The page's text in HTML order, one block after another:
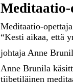
Meditaatio-
“Kesti aikaa, että
johtaja Anne
Anne Brunila
tiibetiläinen